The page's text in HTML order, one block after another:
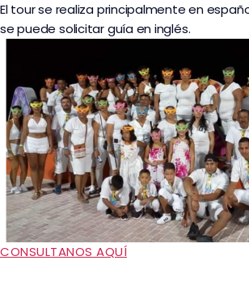
El tour se realiza principalmente en
se puede solicitar guía en inglés.
CONSULTANOS AQUÍ